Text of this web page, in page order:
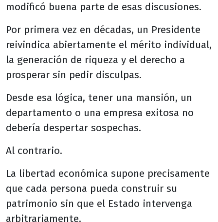
modificó buena parte de esas discusiones.
Por primera vez en décadas, un Presidente
reivindica abiertamente el mérito individual,
la generación de riqueza y el derecho a
prosperar sin pedir disculpas.
Desde esa lógica, tener una mansión, un
departamento o una empresa exitosa no
debería despertar sospechas.
Al contrario.
La libertad económica supone precisamente
que cada persona pueda construir su
patrimonio sin que el Estado intervenga
arbitrariamente.